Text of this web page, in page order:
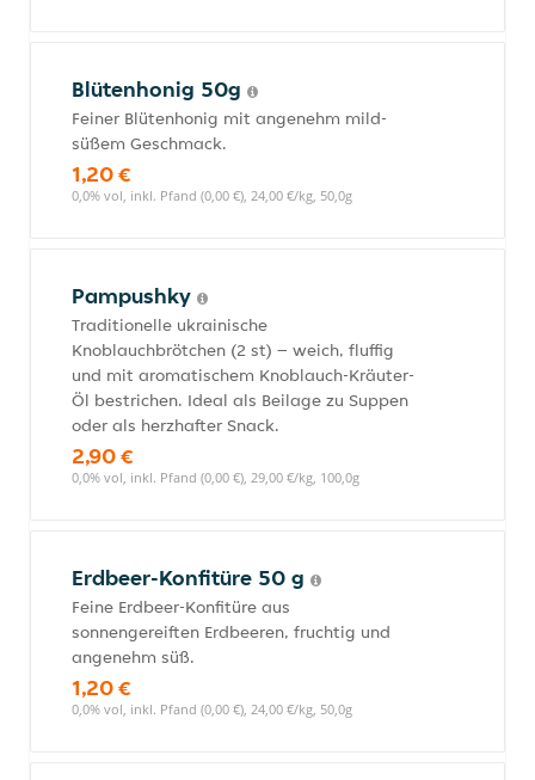
Blütenhonig 50g
Feiner Blütenhonig mit angenehm mild-
süßem Geschmack.
1,20 €
0,0% vol, inkl. Pfand (0,00 €), 24,00 €/kg, 50,0g
Pampushky
Traditionelle ukrainische
Knoblauchbrötchen (2 st) – weich, fluffig
und mit aromatischem Knoblauch-Kräuter-
Öl bestrichen. Ideal als Beilage zu Suppen
oder als herzhafter Snack.
2,90 €
0,0% vol, inkl. Pfand (0,00 €), 29,00 €/kg, 100,0g
Erdbeer-Konfitüre 50 g
Feine Erdbeer-Konfitüre aus
sonnengereiften Erdbeeren, fruchtig und
angenehm süß.
1,20 €
0,0% vol, inkl. Pfand (0,00 €), 24,00 €/kg, 50,0g